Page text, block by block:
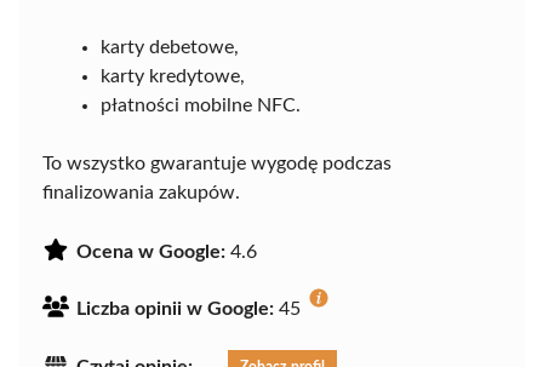
karty debetowe,
karty kredytowe,
płatności mobilne NFC.
To wszystko gwarantuje wygodę podczas
finalizowania zakupów.
Ocena w Google: 4.6
Liczba opinii w Google: 45